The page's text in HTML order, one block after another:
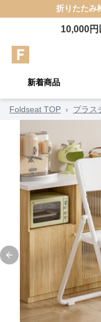
折りたたみ
10,000円
新着商品
Foldseat TOP › プラス
Previous slide